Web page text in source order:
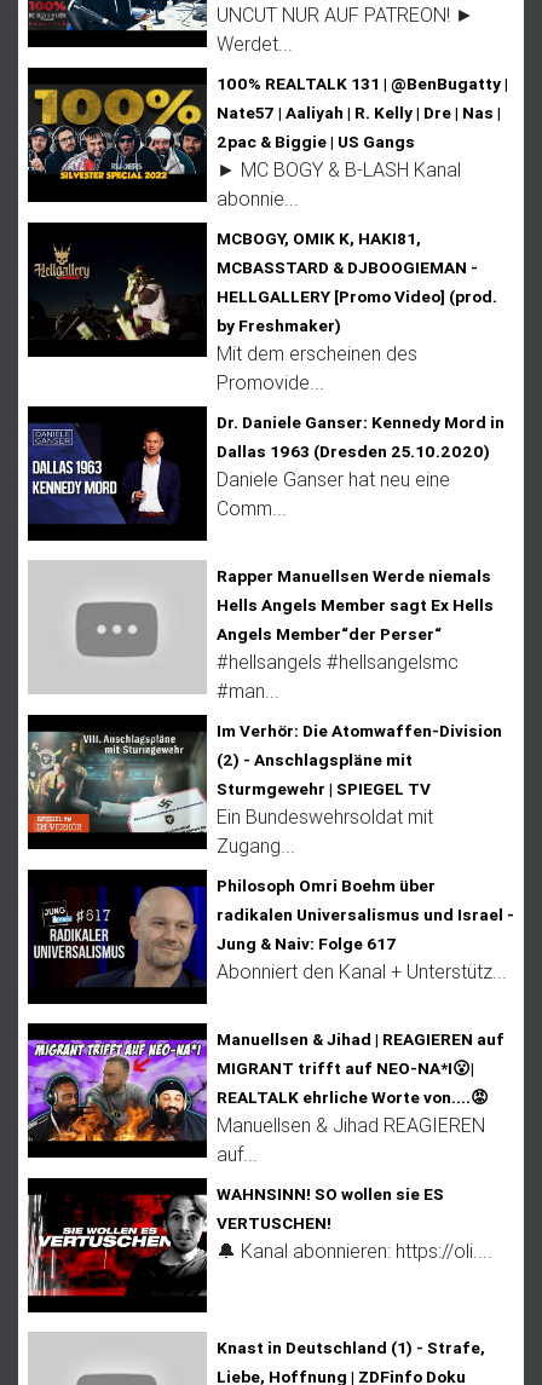
UNCUT NUR AUF PATREON! ►
Werdet...
100% REALTALK 131 | @BenBugatty |
Nate57 | Aaliyah | R. Kelly | Dre | Nas |
2pac & Biggie | US Gangs
► MC BOGY & B-LASH Kanal
abonnie...
MCBOGY, OMIK K, HAKI81,
MCBASSTARD & DJBOOGIEMAN -
HELLGALLERY [Promo Video] (prod.
by Freshmaker)
Mit dem erscheinen des
Promovide...
Dr. Daniele Ganser: Kennedy Mord in
Dallas 1963 (Dresden 25.10.2020)
Daniele Ganser hat neu eine
Comm...
Rapper Manuellsen Werde niemals
Hells Angels Member sagt Ex Hells
Angels Member“der Perser“
#hellsangels #hellsangelsmc
#man...
Im Verhör: Die Atomwaffen-Division
(2) - Anschlagspläne mit
Sturmgewehr | SPIEGEL TV
Ein Bundeswehrsoldat mit
Zugang...
Philosoph Omri Boehm über
radikalen Universalismus und Israel -
Jung & Naiv: Folge 617
Abonniert den Kanal + Unterstütz...
Manuellsen & Jihad | REAGIEREN auf
MIGRANT trifft auf NEO-NA*I😮|
REALTALK ehrliche Worte von....😡
Manuellsen & Jihad REAGIEREN
auf...
WAHNSINN! SO wollen sie ES
VERTUSCHEN!
🔔 Kanal abonnieren: https://oli....
Knast in Deutschland (1) - Strafe,
Liebe, Hoffnung | ZDFinfo Doku